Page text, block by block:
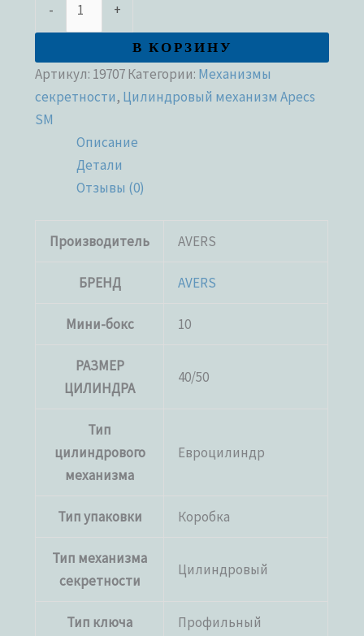
- +
В КОРЗИНУ
Артикул: 19707Категории: Механизмы
секретности, Цилиндровый механизм Apecs
SM
Описание
Детали
Отзывы (0)
Производитель AVERS
БРЕНД AVERS
Мини-бокс 10
РАЗМЕР
ЦИЛИНДРА
40/50
Тип
цилиндрового
механизма
Евроцилиндр
Тип упаковки Коробка
Тип механизма
секретности
Цилиндровый
Тип ключа Профильный